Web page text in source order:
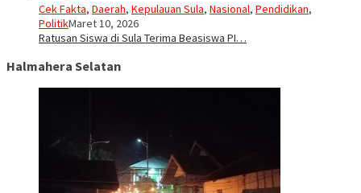
Cek Fakta, Daerah, Kepulauan Sula, Nasional, Pendidikan,
PolitikMaret 10, 2026
Ratusan Siswa di Sula Terima Beasiswa PI…
Halmahera Selatan